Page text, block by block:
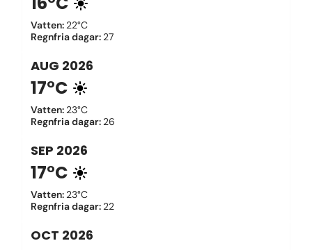
Vatten: 22°C
Regnfria dagar: 27
AUG 2026
17°C
Vatten: 23°C
Regnfria dagar: 26
SEP 2026
17°C
Vatten: 23°C
Regnfria dagar: 22
OCT 2026